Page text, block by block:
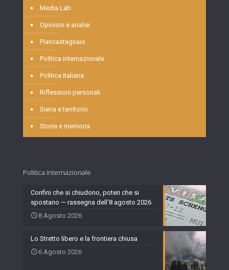
Media Lab
Opinioni e analisi
Piancastagnaio
Politica internazionale
Politica Italiana
Riflessioni personali
Siena e territorio
Storia e memoria
Politica internazionale
Confini che si chiudono, poteri che si
spostano — rassegna dell’8 agosto 2026
8 Agosto 2026
Lo Stretto libero e la frontiera chiusa
6 Agosto 2026